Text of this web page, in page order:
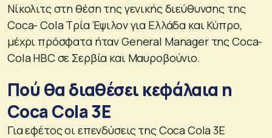
Νίκολιτς στη θέση της γενικής διεύθυνσης της
Coca- Cola Τρία Έψιλον για Ελλάδα και Κύπρο,
μέχρι πρόσφατα ήταν General Manager της Coca-
Cola HBC σε Σερβία και Μαυροβούνιο.
Πού θα διαθέσει κεφάλαια η
Coca Cola 3E
Για εφέτος οι επενδύσεις της Coca Cola 3E